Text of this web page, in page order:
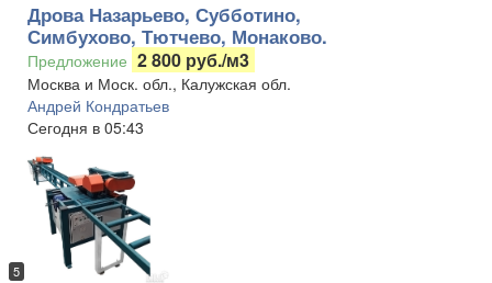
Дрова Назарьево, Субботино,
Симбухово, Тютчево, Монаково.
Предложение 2 800 руб./м3
Москва и Моск. обл., Калужская обл.
Андрей Кондратьев
Сегодня в 05:43
5